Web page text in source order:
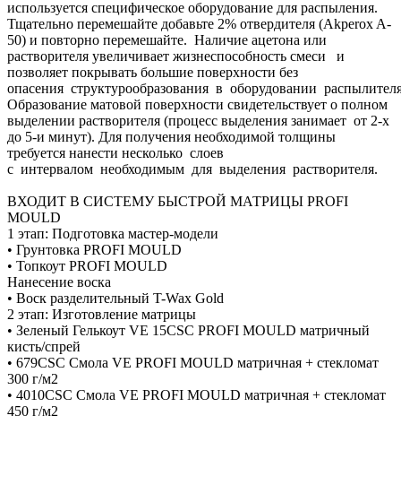
используется специфическое оборудование для распыления.
Тщательно перемешайте добавьте 2% отвердителя (Akperox A-
50) и повторно перемешайте. Наличие ацетона или
растворителя увеличивает жизнеспособность смеси и
позволяет покрывать большие поверхности без
опасения структурообразования в оборудовании
Образование матовой поверхности свидетельствует о полном
выделении растворителя (процесс выделения занимает от 2-х
до 5-и минут). Для получения необходимой толщины
требуется нанести несколько слоев
с интервалом необходимым для выделения растворителя.
ВХОДИТ В СИСТЕМУ БЫСТРОЙ МАТРИЦЫ PROFI
MOULD
1 этап: Подготовка мастер-модели
• Грунтовка PROFI MOULD
• Топкоут PROFI MOULD
Нанесение воска
• Воск разделительный T-Wax Gold
2 этап: Изготовление матрицы
• Зеленый Гелькоут VE 15CSC PROFI MOULD матричный
кисть/спрей
• 679CSC Смола VE PROFI MOULD матричная + стекломат
300 г/м2
• 4010CSC Смола VE PROFI MOULD матричная + стекломат
450 г/м2